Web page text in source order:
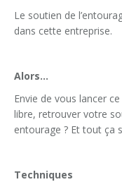
Le soutien de
dans cette entreprise.
Alors…
Envie de vous lancer
libre, retrouver votre
entourage ? Et tout ça
Techniques